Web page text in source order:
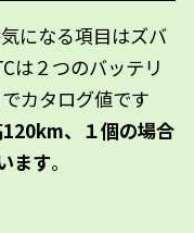
になる項目はズバ
は２つのバッテリ
カタログ値です
、１個の場合
ます。